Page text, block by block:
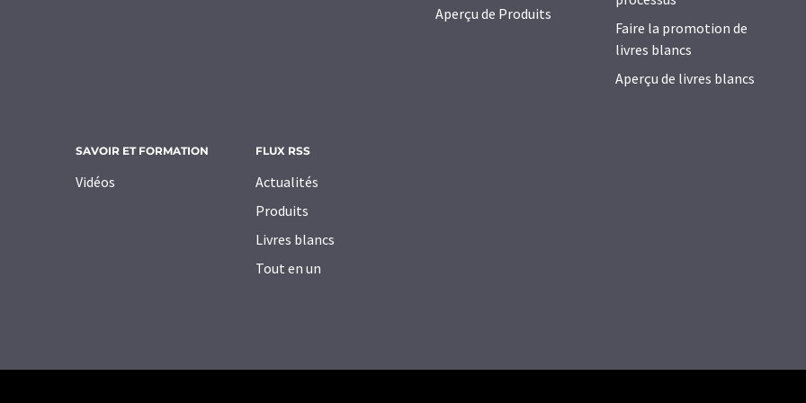
Aperçu de Produits
Faire la promotion de
livres blancs
Aperçu de livres blancs
SAVOIR ET FORMATION
Vidéos
FLUX RSS
Actualités
Produits
Livres blancs
Tout en un